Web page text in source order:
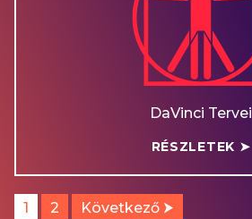
DaVinci Tervei
RÉSZLETEK ➤
1 2 Következő ⮞